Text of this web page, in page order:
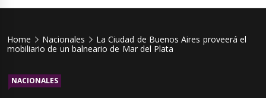
Home Nacionales
La Ciudad de Buenos Aires proveerá el
mobiliario de un balneario de Mar del Plata
NACIONALES